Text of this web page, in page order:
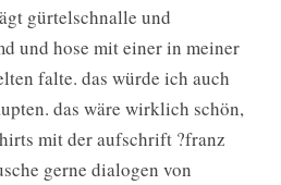
gürtelschnalle und
und hose mit einer in meiner
falte. das würde ich auch
das wäre wirklich schön,
mit der aufschrift ?franz
gerne dialogen von